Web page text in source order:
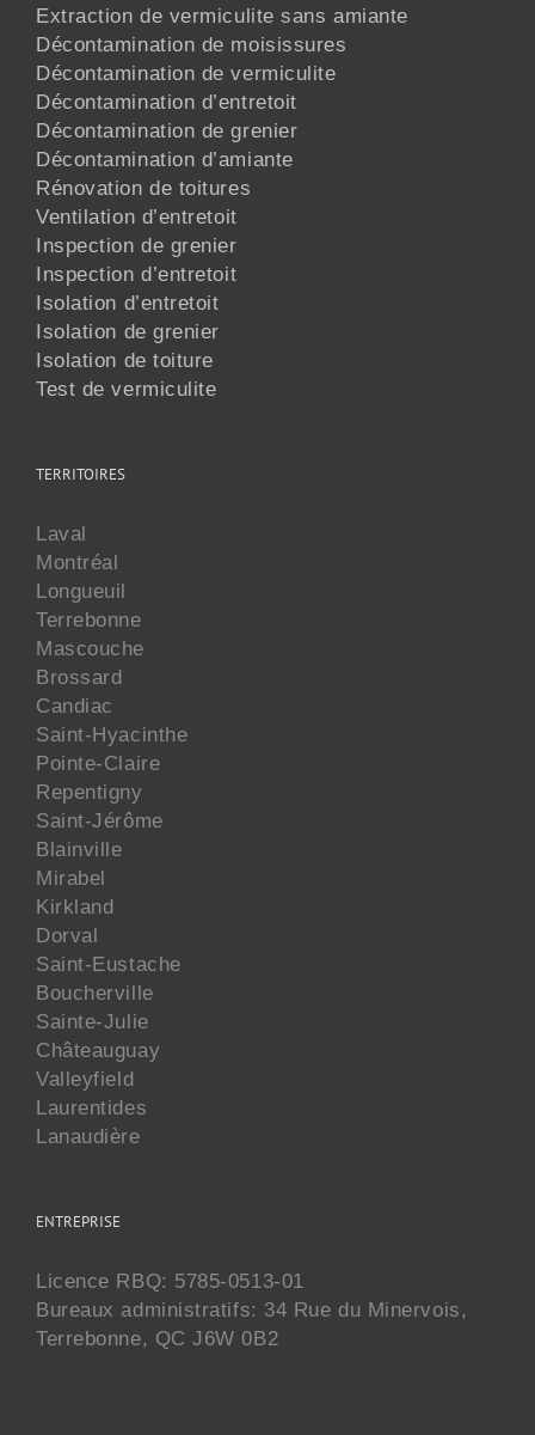
Extraction de vermiculite sans amiante
Décontamination de moisissures
Décontamination de vermiculite
Décontamination d’entretoit
Décontamination de grenier
Décontamination d’amiante
Rénovation de toitures
Ventilation d’entretoit
Inspection de grenier
Inspection d’entretoit
Isolation d’entretoit
Isolation de grenier
Isolation de toiture
Test de vermiculite
TERRITOIRES
Laval
Montréal
Longueuil
Terrebonne
Mascouche
Brossard
Candiac
Saint-Hyacinthe
Pointe-Claire
Repentigny
Saint-Jérôme
Blainville
Mirabel
Kirkland
Dorval
Saint-Eustache
Boucherville
Sainte-Julie
Châteauguay
Valleyfield
Laurentides
Lanaudière
ENTREPRISE
Licence RBQ: 5785-0513-01
Bureaux administratifs: 34 Rue du Minervois,
Terrebonne, QC J6W 0B2